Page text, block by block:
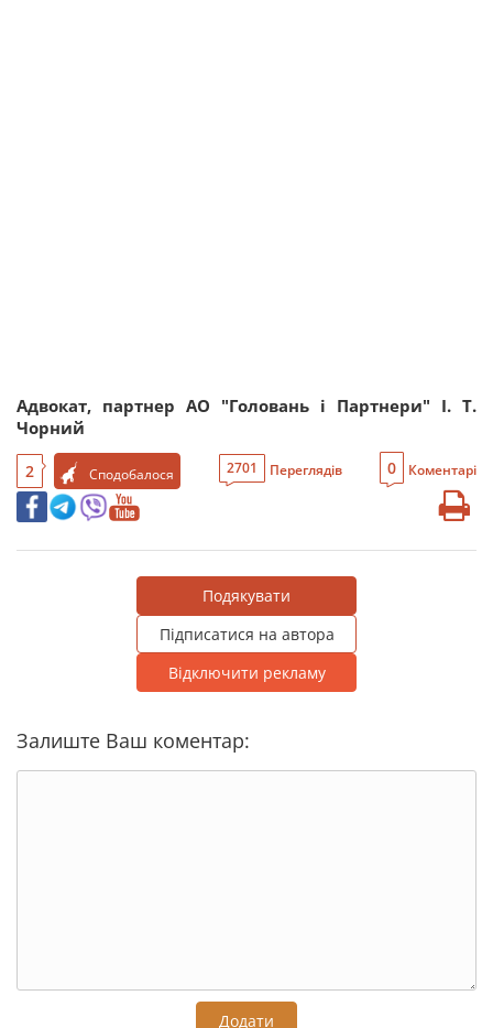
Адвокат, партнер АО "Головань і Партнери" І. Т.
Чорний
2 Сподобалося 2701 Переглядів 0 Коментарі
Подякувати
Підписатися на автора
Відключити рекламу
Залиште Ваш коментар:
Додати